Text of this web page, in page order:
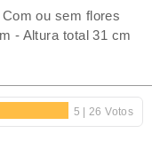
ou sem flores
- Altura total 31 cm